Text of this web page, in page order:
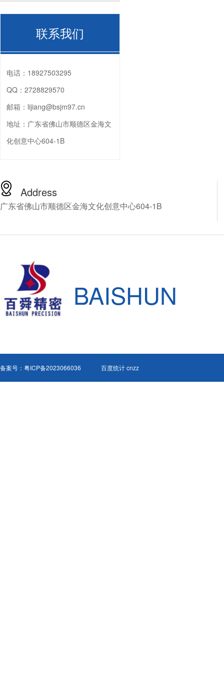
N
联系我们
电话： 18927503295
QQ： 2728829570
邮箱： lijiang@bsjm97.cn
地址： 广东省佛山市顺德区金海文
化创意中心604-1B
Address
广东省佛山市顺德区金海文化创意中心604-1B
BAISHUN
备案号： 粤ICP备2023066036 百度统计 cnzz